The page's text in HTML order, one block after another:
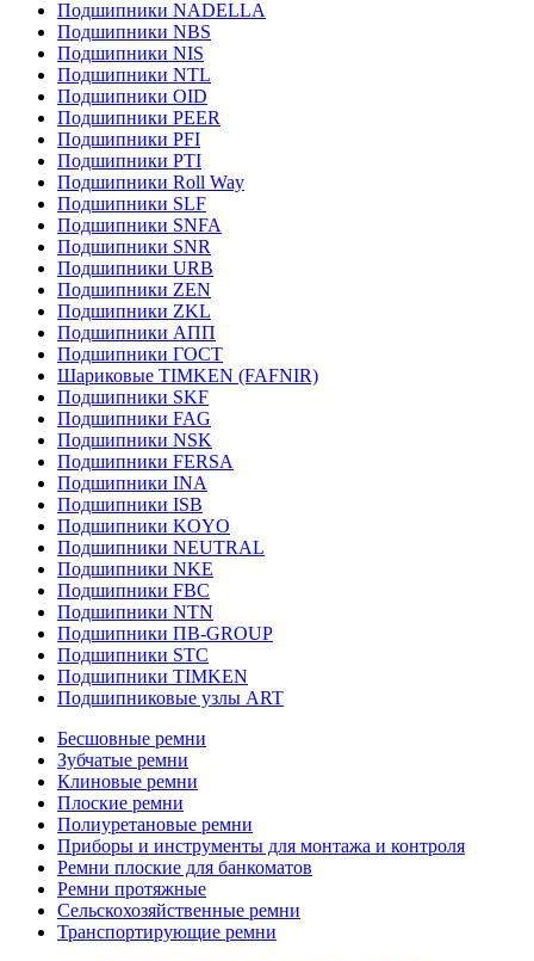
Подшипники NADELLA
Подшипники NBS
Подшипники NIS
Подшипники NTL
Подшипники OID
Подшипники PEER
Подшипники PFI
Подшипники PTI
Подшипники Roll Way
Подшипники SLF
Подшипники SNFA
Подшипники SNR
Подшипники URB
Подшипники ZEN
Подшипники ZKL
Подшипники АПП
Подшипники ГОСТ
Шариковые ТІMKEN (FAFNIR)
Подшипники SKF
Подшипники FAG
Подшипники NSK
Подшипники FERSA
Подшипники INA
Подшипники ISB
Подшипники KOYO
Подшипники NEUTRAL
Подшипники NKE
Подшипники FBC
Подшипники NTN
Подшипники ПВ-GROUP
Подшипники STC
Подшипники TIMKEN
Подшипниковые узлы ART
Бесшовные ремни
Зубчатые ремни
Клиновые ремни
Плоские ремни
Полиуретановые ремни
Приборы и инструменты для монтажа и контроля
Ремни плоские для банкоматов
Ремни протяжные
Сельскохозяйственные ремни
Транспортирующие ремни